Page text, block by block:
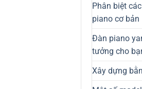
Phân biệt
piano cơ bản
Đàn piano
tưởng cho
Xây dựng